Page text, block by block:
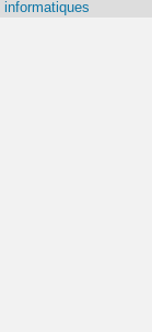
informatiques